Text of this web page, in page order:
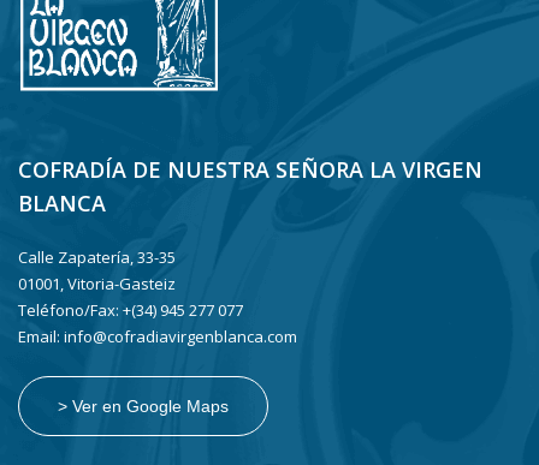
COFRADÍA DE NUESTRA SEÑORA LA VIRGEN
BLANCA
Calle Zapatería, 33-35
01001, Vitoria-Gasteiz
Teléfono/Fax: +(34) 945 277 077
Email: info@cofradiavirgenblanca.com
> Ver en Google Maps